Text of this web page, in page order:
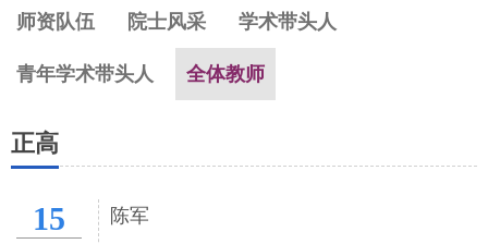
师资队伍 院士风采 学术带头人
青年学术带头人 全体教师
正高
15 陈军